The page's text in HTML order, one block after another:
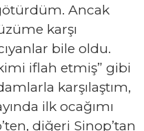
Ancak
karşı
bile oldu.
kimi iflah etmiş” gibi
karşılaştım,
ilk ocağımı
diğeri Sinop’tan